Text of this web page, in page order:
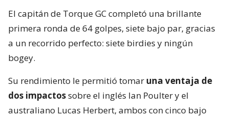
El capitán de Torque GC completó una brillante
primera ronda de 64 golpes, siete bajo par, gracias
a un recorrido perfecto: siete birdies y ningún
bogey.
Su rendimiento le permitió tomar una ventaja de
dos impactossobre el inglés Ian Poulter y el
australiano Lucas Herbert, ambos con cinco bajo